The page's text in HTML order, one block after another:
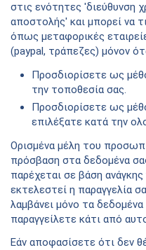
στις ενότητες 'διεύθυνση
αποστολής' και μπορεί να
όπως μεταφορικές
(paypal, τράπεζες) μόνον
Προσδιορίσετε ως
την τοποθεσία σας.
Προσδιορίσετε ως
επιλέξατε κατά την
Ορισμένα μέλη του
πρόσβαση στα δεδομένα
παρέχεται σε βάση
εκτελεστεί η παραγγελία
λαμβάνει μόνο τα δεδομένα
παραγγείλετε κάτι από
Εάν αποφασίσετε ότι δεν